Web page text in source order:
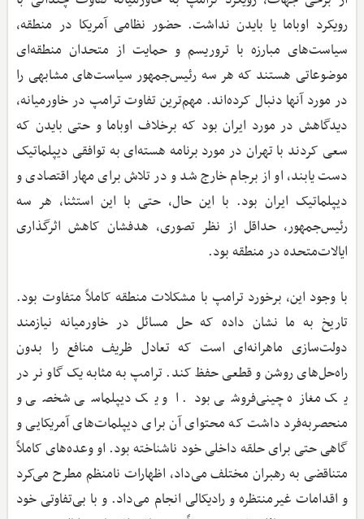
رویکرد اوباما یا بایدن نداشت. حضور نظامی آمریکا در منطقه،
سیاست‌های مبارزه با تروریسم و حمایت از متحدان منطقه‌ای
موضوعاتی هستند که هر سه رئیس‌جمهور سیاست‌های مشابهی را
در مورد آنها دنبال کرده‌اند. مهم‌ترین تفاوت ترامپ در خاورمیانه،
دیدگاهش در مورد ایران بود که برخلاف اوباما و حتی بایدن که
سعی کردند با تهران در مورد برنامه هسته‌ای به توافقی دیپلماتیک
دست یابند، او از برجام خارج شد و در تلاش برای مهار اقتصادی و
دیپلماتیک ایران بود. با این حال، حتی با این استثنا، هر سه
رئیس‌جمهور، حداقل از نظر تصوری، هدفشان کاهش اثرگذاری
ایالات‌متحده در منطقه بود.
با وجود این، برخورد ترامپ با مشکلات منطقه کاملاً متفاوت بود.
تاریخ به ما نشان داده که حل مسائل در خاورمیانه نیازمند
دولت‌سازی ماهرانه‌ای است که تعادل ظریف منافع را بدون
راه‌حل‌های روشن و قطعی حفظ کند. ترامپ به مثابه یک گاو نر در
یک مغازه چینی‌فروشی بود. او یک دیپلماسی شخصی و
منحصربه‌فرد داشت که محتوای آن برای دیپلمات‌های آمریکایی و
گاهی حتی برای حلقه داخلی خود ناشناخته بود. او وعده‌های کاملاً
متناقضی به رهبران مختلف می‌داد، اظهارات نامنظم مطرح می‌کرد
و اقدامات غیرمنتظره و رادیکالی انجام می‌داد. و با بی‌تفاوتی خود